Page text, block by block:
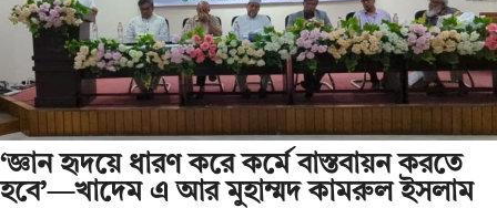
‘জ্ঞান হৃদয়ে ধারণ করে কর্মে বাস্তবায়ন করতে
হবে’—খাদেম এ আর মুহাম্মদ কামরুল ইসলাম